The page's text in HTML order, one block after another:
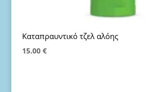
Καταπραυντικό τζελ αλόης
15.00 €